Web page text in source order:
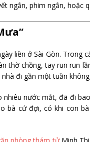
ngắn, phim ngắn, hoặc
liền ở Sài Gòn. Trong
thờ chồng, tay run run
đi gần một tuần không
nhiêu nước mắt, đã đi
bà cứ đợi, có khi con